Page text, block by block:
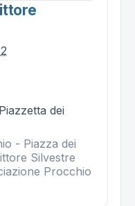
dei
- Piazza dei
Silvestre
Procchio